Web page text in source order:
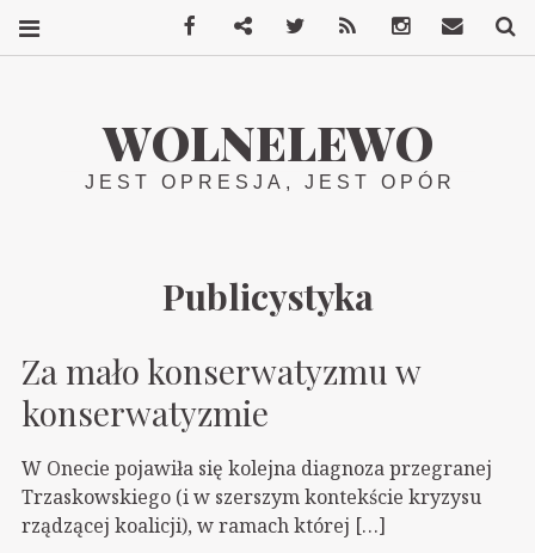
WOLNELEWO
JEST OPRESJA, JEST OPÓR
Publicystyka
Za mało konserwatyzmu w
konserwatyzmie
W Onecie pojawiła się kolejna diagnoza przegranej
Trzaskowskiego (i w szerszym kontekście kryzysu
rządzącej koalicji), w ramach której […]
FacebookMastodonTwitter InstagramKontakt